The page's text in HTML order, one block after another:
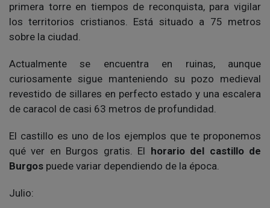
primera torre en tiempos de reconquista, para vigilar
los territorios cristianos. Está situado a 75 metros
sobre la ciudad.
Actualmente se encuentra en ruinas, aunque
curiosamente sigue manteniendo su pozo medieval
revestido de sillares en perfecto estado y una escalera
de caracol de casi 63 metros de profundidad.
El castillo es uno de los ejemplos que te proponemos
qué ver en Burgos gratis. El horario del castillo de
Burgos puede variar dependiendo de la época.
Julio: